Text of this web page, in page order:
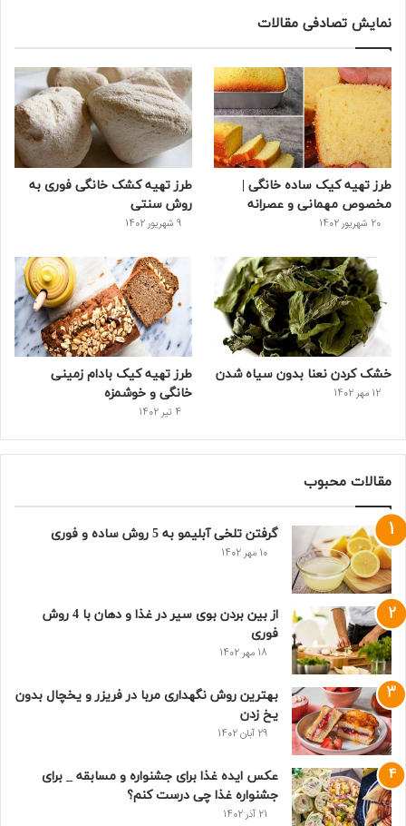
س
ب
و
ک
ی
ت
ر
ت
ر
ی
ت
ی
و
ب
پ
ر
س
نمایش تصادفی مقالات
طرز تهیه کیک ساده خانگی |
مخصوص مهمانی و عصرانه
20 شهریور 1402
طرز تهیه کشک خانگی فوری به
روش سنتی
9 شهریور 1402
خشک کردن نعنا بدون سیاه شدن
12 مهر 1402
طرز تهیه کیک بادام زمینی
خانگی و خوشمزه
4 تیر 1402
مقالات محبوب
گرفتن تلخی آبلیمو به 5 روش ساده و فوری
10 مهر 1402
از بین بردن بوی سیر در غذا و دهان با 4 روش
فوری
18 مهر 1402
بهترین روش نگهداری مربا در فریزر و یخچال بدون
یخ زدن
29 آبان 1402
عکس ایده غذا برای جشنواره و مسابقه _ برای
جشنواره غذا چی درست کنم؟
21 آذر 1402